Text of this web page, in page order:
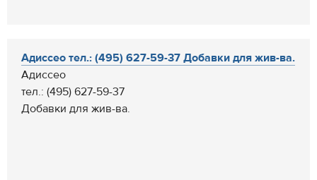
Адиссео тел.: (495) 627-59-37 Добавки для жив-ва.
Адиссео
тел.: (495) 627-59-37
Добавки для жив-ва.